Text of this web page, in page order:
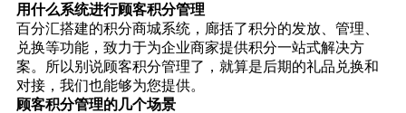
用什么系统进行顾客积分管理
百分汇搭建的积分商城系统，廊括了积分的发放、管理、
兑换等功能，致力于为企业商家提供积分一站式解决方
案。所以别说顾客积分管理了，就算是后期的礼品兑换和
对接，我们也能够为您提供。
顾客积分管理的几个场景